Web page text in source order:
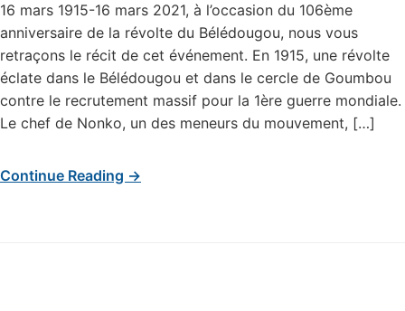
16 mars 1915-16 mars 2021, à l’occasion du 106ème
anniversaire de la révolte du Bélédougou, nous vous
retraçons le récit de cet événement. En 1915, une révolte
éclate dans le Bélédougou et dans le cercle de Goumbou
contre le recrutement massif pour la 1ère guerre mondiale.
Le chef de Nonko, un des meneurs du mouvement, […]
Continue Reading →